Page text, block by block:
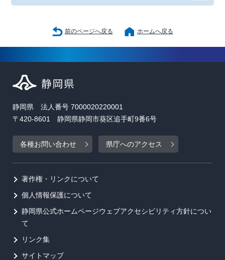
前のページへ戻る ホームへ戻る
静岡県 法人番号 7000020220001
〒420-8601 静岡県静岡市葵区追手町9番6号
各種お問い合わせ 県庁へのアクセス
著作権・リンクについて
個人情報保護について
静岡県公式ホームページウェブアクセシビリティ方針につい
て
リンク集
サイトマップ